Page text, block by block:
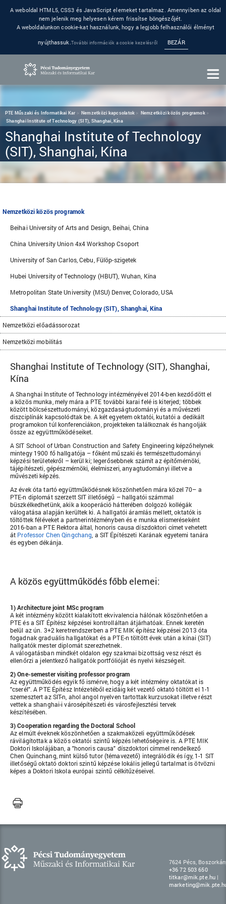
A weboldal HTML5, CSS3 és JavaScript elemeket tartalmaz. Amennyiben az oldal
nem jelenik meg helyesen kérem frissítse böngészőjét.
A weboldalunkon cookie-kat használunk, hogy a legjobb felhasználói élményt
nyújthassuk. További információk a cookie kezelésről BEZÁR
PTE Műszaki és Informatikai Kar Nemzetközi kapcsolatok
Nemzetközi közös programok
Shanghai Institute of Technology (SIT), Shanghai, Kína
Shanghai Institute of Technology
(SIT), Shanghai, Kína
Nemzetközi közös programok
Beihai University of Arts and Design, Beihai, China
China University Union 4x4 Workshop Csoport
University of San Carlos, Cebu, Fülöp-szigetek
Hubei University of Technology (HBUT), Wuhan, Kína
Metropolitan State University (MSU) Denver, Colorado, USA
Shanghai Institute of Technology (SIT), Shanghai, Kína
Nemzetközi előadássorozat
Nemzetközi mobilitás
Shanghai Institute of Technology (SIT), Shanghai,
Kína
A Shanghai Institute of Technology intézményével 2014-ben kezdődött el
a közös munka, mely mára a PTE további karai felé is kiterjed; többek
között bölcsészettudományi, közgazdaságtudományi és a művészeti
diszciplínák kapcsolódtak be. A két egyetem oktatói, kutatói a dedikált
programokon túl konferenciákon, projekteken találkoznak és hangolják
össze az együttműködéseiket.
A SIT School of Urban Construction and Safety Engineering képzőhelynek
mintegy 1900 fő hallgatója – főként műszaki és természettudományi
képzési területekről – kerül ki; legerősebbnek számít az építőmérnöki,
tájépítészeti, gépészmérnöki, élelmiszeri, anyagtudományi illetve a
művészeti képzés.
Az évek óta tartó együttműködésnek köszönhetően mára közel 70– a
PTE-n diplomát szerzett SIT illetőségű – hallgatói számmal
büszkélkedhetünk, akik a kooperáció hátterében dolgozó kollégák
válogatása alapján kerültek ki. A hallgatói áramlás mellett, oktatók is
töltöttek féléveket a partnerintézményben és e munka elismeréseként
2016-ban a PTE Rektora által, honoris causa díszdoktori címet vehetett
át Professor Chen Qingchang, a SIT Építészeti Karának egyetemi tanára
és egyben dékánja.
A közös együttműködés főbb elemei:
1) Architecture joint MSc program
A két intézmény között kialakított ekvivalencia hálónak köszönhetően a
PTE és a SIT Építész képzései kontrolláltan átjárhatóak. Ennek keretén
belül az ún. 3+2 keretrendszerben a PTE MIK építész képzései 2013 óta
fogadnak graduális hallgatókat és a PTE-n töltött évek után a kínai (SIT)
hallgatók mester diplomát szerezhetnek.
A válogatásban mindkét oldalon egy szakmai bizottság vesz részt és
ellenőrzi a jelentkező hallgatók portfólióját és nyelvi készségeit.
2) One-semester visiting professor program
Az együttműködés egyik fő ismérve, hogy a két intézmény oktatókat is
"cserél". A PTE Építész Intézetéből ezidáig két vezető oktató töltött el 1-1
szemesztert az SIT-n, ahol angol nyelven tartottak kurzusokat illetve részt
vettek a shanghai-i városépítészeti és városfejlesztési tervek
készítésében.
3) Cooperation regarding the Doctoral School
Az elmúlt éveknek köszönhetően a szakmaközeli együttműködések
rávilágítottak a közös oktatói szintű képzés lehetőségeire is. A PTE MIK
Doktori Iskolájában, a "honoris causa" díszdoktori címmel rendelkező
Chen Quinchang, mint külső tutor (témavezető) integrálódik és így, 1-1 SIT
illetőségű oktató doktori szintű képzése lokális jellegű tartalmat is ötvözni
képes a Doktori Iskola európai szintű célkitűzéseivel.
7624 Pécs,
+36 72 503 650
titkar@mik.pte.hu |